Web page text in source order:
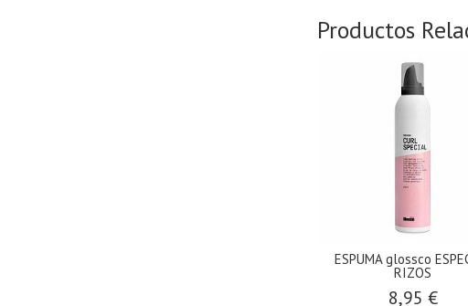
Productos
ESPUMA glossco
RIZOS
8,95 €